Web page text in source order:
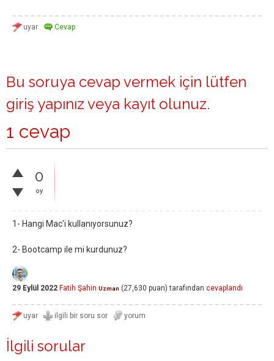
Bu soruya cevap vermek için lütfen
giriş yapınız veya kayıt olunuz.
1 cevap
0
oy
1- Hangi Mac'i kullanıyorsunuz?
2- Bootcamp ile mi kurdunuz?
29 Eylül 2022 Fatih Şahin Uzman (27,630 puan) tarafından cevaplandı
İlgili sorular